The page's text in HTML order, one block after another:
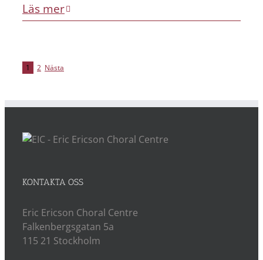
Läs mer
1 2 Nästa
KONTAKTA OSS
Eric Ericson Choral Centre
Falkenbergsgatan 5a
115 21 Stockholm